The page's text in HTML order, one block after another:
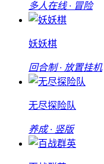
多人在线 · 冒险
妖妖棋
回合制 · 放置挂机
无尽探险队
养成 · 竖版